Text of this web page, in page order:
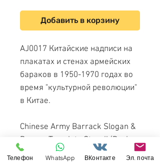
Добавить в корзину
AJ0017 Китайские надписи на
плакатах и стенах армейских
бараков в 1950-1970 годах во
время "культурной революции"
в Китае.
Chinese Army Barrack Slogan &
Banner Template Stencil (During
Culture Revolution)
Телефон WhatsApp ВКонтакте Эл. почта